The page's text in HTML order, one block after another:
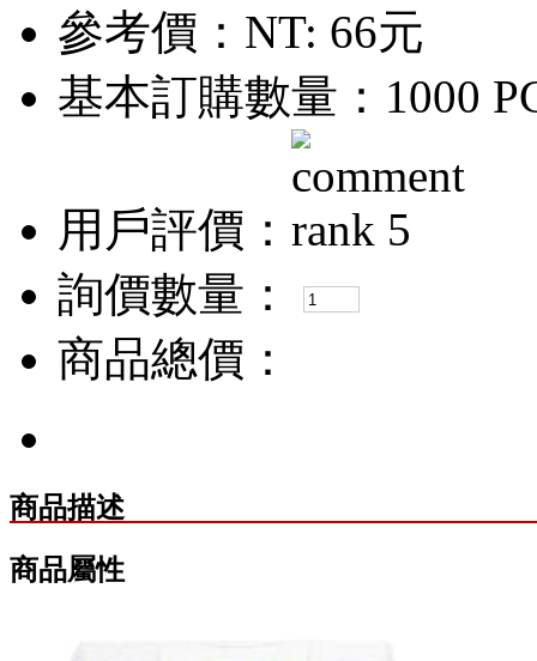
參考價： NT: 66元
基本訂購數量：1000
用戶評價：
詢價數量：
商品總價：
商品描述
商品屬性